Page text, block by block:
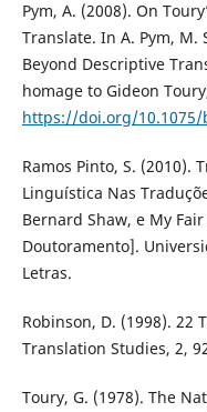
Pym, A. (2008). On
Translate. In A. Pym, M.
Beyond Descriptive
homage to Gideon
https://doi.org/10.1075/
Ramos Pinto, S. (2010).
Linguística Nas
Bernard Shaw, e My
Doutoramento].
Letras.
Robinson, D. (1998). 22
Translation Studies, 2,
Toury, G. (1978). The